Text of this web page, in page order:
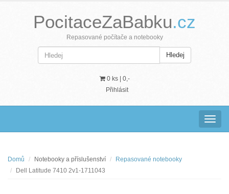
PocitaceZaBabku.cz
Repasované počítače a notebooky
Hledej
0 ks | 0,-
Přihlásit
Domů Notebooky a příslušenství
Repasované notebooky
Dell Latitude 7410 2v1-1711043